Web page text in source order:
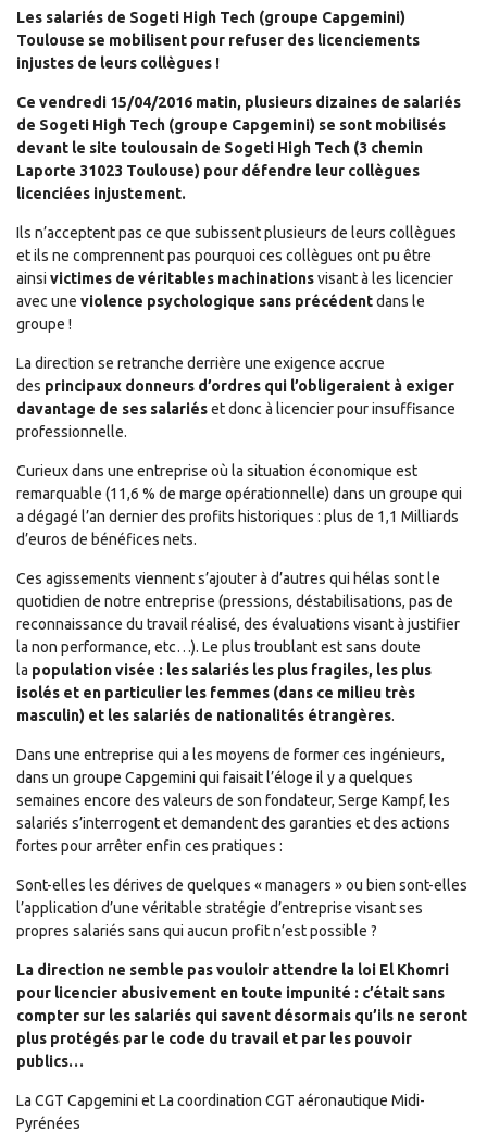
Les salariés de Sogeti High Tech (groupe Capgemini)
Toulouse se mobilisent pour refuser des licenciements
injustes de leurs collègues !
Ce vendredi 15/04/2016 matin, plusieurs dizaines de salariés
de Sogeti High Tech (groupe Capgemini) se sont mobilisés
devant le site toulousain de Sogeti High Tech (3 chemin
Laporte 31023 Toulouse) pour défendre leur collègues
licenciées injustement.
Ils n’acceptent pas ce que subissent plusieurs de leurs collègues
et ils ne comprennent pas pourquoi ces collègues ont pu être
ainsi victimes de véritables machinationsvisant à les licencier
avec une violence psychologique sans précédentdans le
groupe !
La direction se retranche derrière une exigence accrue
des principaux donneurs d’ordres qui l’obligeraient à exiger
davantage de ses salariéset donc à licencier pour insuffisance
professionnelle.
Curieux dans une entreprise où la situation économique est
remarquable (11,6 % de marge opérationnelle) dans un groupe qui
a dégagé l’an dernier des profits historiques : plus de 1,1 Milliards
d’euros de bénéfices nets.
Ces agissements viennent s’ajouter à d’autres qui hélas sont le
quotidien de notre entreprise (pressions, déstabilisations, pas de
reconnaissance du travail réalisé, des évaluations visant à justifier
la non performance, etc…). Le plus troublant est sans doute
la population visée : les salariés les plus fragiles, les plus
isolés et en particulier les femmes (dans ce milieu très
masculin) et les salariés de nationalités étrangères.
Dans une entreprise qui a les moyens de former ces ingénieurs,
dans un groupe Capgemini qui faisait l’éloge il y a quelques
semaines encore des valeurs de son fondateur, Serge Kampf, les
salariés s’interrogent et demandent des garanties et des actions
fortes pour arrêter enfin ces pratiques :
Sont-elles les dérives de quelques « managers » ou bien sont-elles
l’application d’une véritable stratégie d’entreprise visant ses
propres salariés sans qui aucun profit n’est possible ?
La direction ne semble pas vouloir attendre la loi El Khomri
pour licencier abusivement en toute impunité : c’était sans
compter sur les salariés qui savent désormais qu’ils ne seront
plus protégés par le code du travail et par les pouvoir
publics…
La CGT Capgemini et La coordination CGT aéronautique Midi-
Pyrénées